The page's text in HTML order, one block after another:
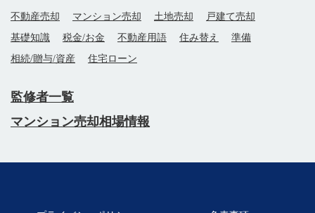
不動産売却 マンション売却 土地売却
戸建て売却
基礎知識
税金/お金 不動産用語 住み替え
準備
相続/贈与/資産
住宅ローン
監修者一覧
マンション売却相場情報